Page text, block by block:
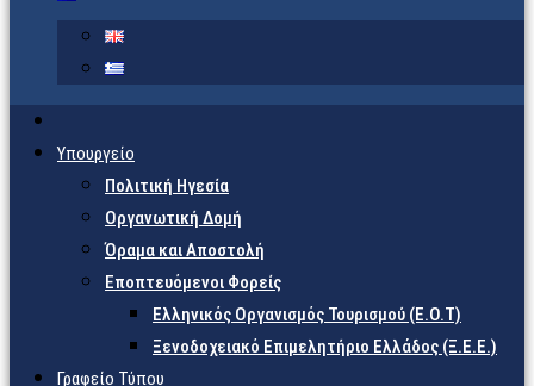
Υπουργείο
Πολιτική Ηγεσία
Οργανωτική Δομή
Όραμα και Αποστολή
Εποπτευόμενοι Φορείς
Eλληνικός Οργανισμός Τουρισμού (Ε.Ο.Τ)
Ξενοδοχειακό Επιμελητήριο Ελλάδος (Ξ.Ε.Ε.)
Γραφείο Τύπου